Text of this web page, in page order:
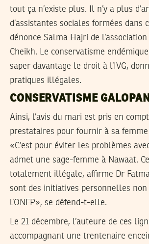
tout ça n’existe plus. Il n’y a plus
d’assistantes sociales formées dans
dénonce Salma Hajri de l’association
Cheikh. Le conservatisme
saper davantage le droit à l’IVG,
pratiques illégales.
CONSERVATISME
Ainsi, l’avis du mari est pris en
prestataires pour fournir à sa femme
«C’est pour éviter les problèmes
admet une sage-femme à Nawaat.
totalement illégale, affirme Dr
sont des initiatives personnelles non
l’ONFP», se défend-t-elle.
Le 21 décembre, l’auteure de ces
accompagnant une trentenaire